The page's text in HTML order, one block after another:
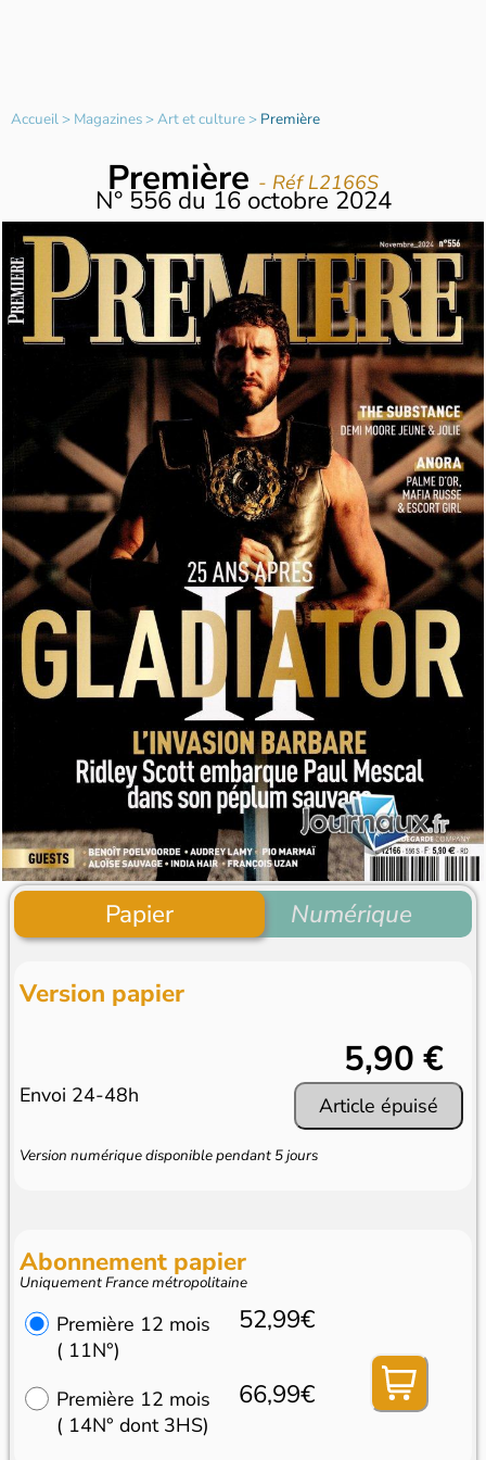
Accueil> Magazines>Art et culture> Première
Première - Réf L2166S
N° 556du16 octobre 2024
Papier Numérique
Version papier
Envoi 24-48h
5,90 €
Article épuisé
Version numérique disponible pendant 5 jours
Abonnement papier
Uniquement France métropolitaine
Première 12 mois
( 11N°)
52,99€
Première 12 mois
( 14N° dont 3HS)
66,99€